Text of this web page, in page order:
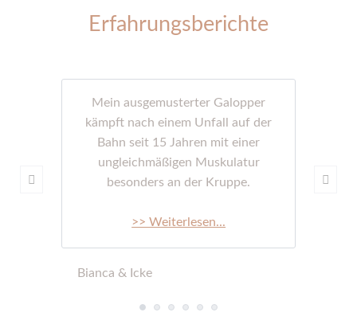
Erfahrungsberichte
Mein ausgemusterter Galopper
kämpft nach einem Unfall auf der
Bahn seit 15 Jahren mit einer
ungleichmäßigen Muskulatur
besonders an der Kruppe.
>> Weiterlesen...
Bianca & Icke